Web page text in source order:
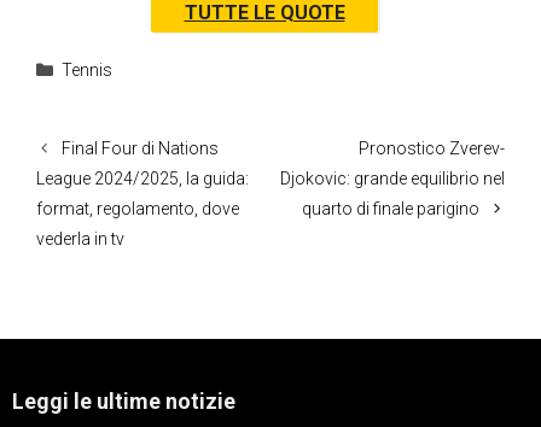
TUTTE LE QUOTE
Categorie
Tennis
Final Four di Nations
League 2024/2025, la guida:
format, regolamento, dove
vederla in tv
Pronostico Zverev-
Djokovic: grande equilibrio nel
quarto di finale parigino
Leggi le ultime notizie